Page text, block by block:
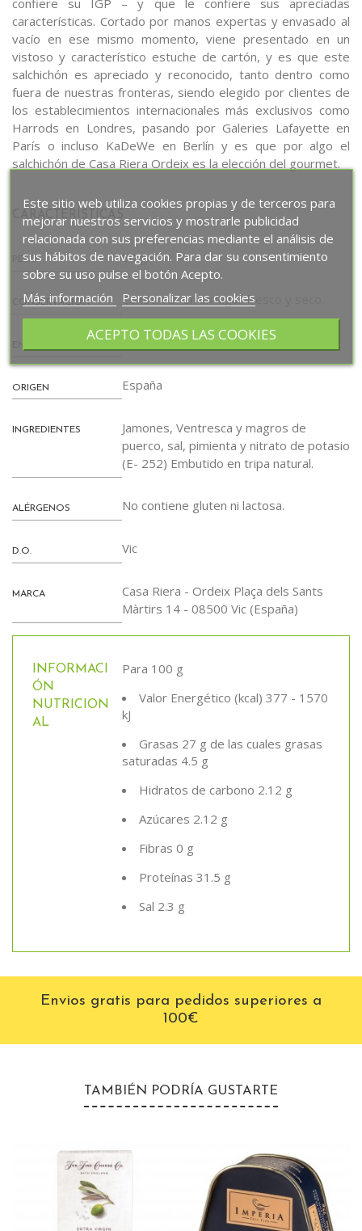
características. Cortado por manos expertas y envasado al
vacío en ese mismo momento, viene presentado en un
vistoso y característico estuche de cartón, y es que este
salchichón es apreciado y reconocido, tanto dentro como
fuera de nuestras fronteras, siendo elegido por clientes de
los establecimientos internacionales más exclusivos como
Harrods en Londres, pasando por Galeries Lafayette en
París o incluso KaDeWe en Berlín y es que por algo el
salchichón de Casa Riera Ordeix es la elección del gourmet.
CARACTERÍSTICAS
PESO 80 gr.
CONSERVACIÓN Conservar en un lugar fresco y seco.
Envasado al vacío
ORIGEN España
INGREDIENTES
Jamones, Ventresca y magros de
puerco, sal, pimienta y nitrato de potasio
(E- 252) Embutido en tripa natural.
ALÉRGENOS No contiene gluten ni lactosa.
D.O. Vic
MARCA
Casa Riera - Ordeix Plaça dels Sants
Màrtirs 14 - 08500 Vic (España)
INFORMACI
ÓN
NUTRICION
AL
Para 100 g
Valor Energético (kcal) 377 - 1570
kJ
Grasas 27 g de las cuales grasas
saturadas 4.5 g
Hidratos de carbono 2.12 g
Azúcares 2.12 g
Fibras 0 g
Proteínas 31.5 g
Sal 2.3 g
Envios gratis para pedidos superiores a
100€
TAMBIÉN PODRÍA GUSTARTE
Este sitio web utiliza cookies propias y de terceros para
mejorar nuestros servicios y mostrarle publicidad
relacionada con sus preferencias mediante el análisis de
sus hábitos de navegación. Para dar su consentimiento
sobre su uso pulse el botón Acepto.
Más información
Personalizar las cookies
ACEPTO TODAS LAS COOKIES